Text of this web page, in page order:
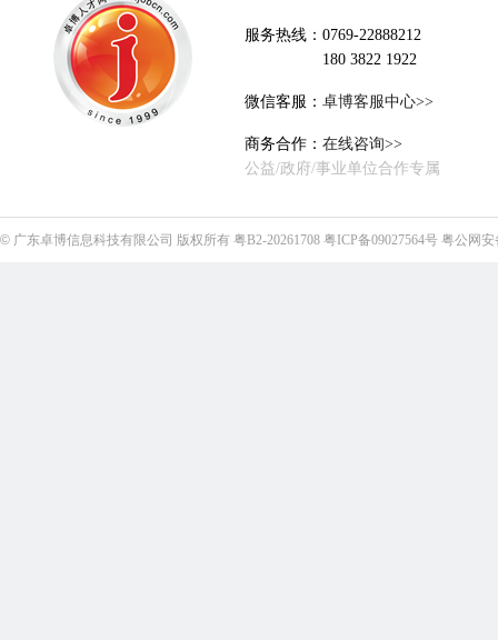
服务热线：0769-22888212
180 3822 1922
微信客服： 卓博客服中心>>
商务合作： 在线咨询>>
公益/政府/事业单位合作专属
© 广东卓博信息科技有限公司 版权所有 粤B2-20261708 粤ICP备09027564号 粤公网安